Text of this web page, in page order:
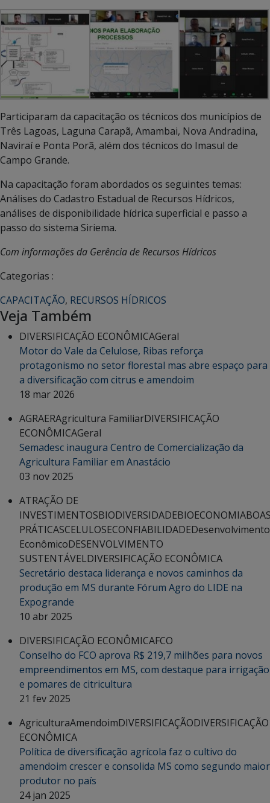
Participaram da capacitação os técnicos dos municípios de
Três Lagoas, Laguna Carapã, Amambai, Nova Andradina,
Naviraí e Ponta Porã, além dos técnicos do Imasul de
Campo Grande.
Na capacitação foram abordados os seguintes temas:
Análises do Cadastro Estadual de Recursos Hídricos,
análises de disponibilidade hídrica superficial e passo a
passo do sistema Siriema.
Com informações da Gerência de Recursos Hídricos
Categorias :
CAPACITAÇÃO, RECURSOS HÍDRICOS
Veja Também
DIVERSIFICAÇÃO ECONÔMICAGeral
Motor do Vale da Celulose, Ribas reforça
protagonismo no setor florestal mas abre espaço para
a diversificação com citrus e amendoim
18 mar 2026
AGRAERAgricultura FamiliarDIVERSIFICAÇÃO
ECONÔMICAGeral
Semadesc inaugura Centro de Comercialização da
Agricultura Familiar em Anastácio
03 nov 2025
ATRAÇÃO DE
INVESTIMENTOSBIODIVERSIDADEBIOECONOMIA
PRÁTICASCELULOSECONFIABILIDADEDesenvolvimento
EconômicoDESENVOLVIMENTO
SUSTENTÁVELDIVERSIFICAÇÃO ECONÔMICA
Secretário destaca liderança e novos caminhos da
produção em MS durante Fórum Agro do LIDE na
Expogrande
10 abr 2025
DIVERSIFICAÇÃO ECONÔMICAFCO
Conselho do FCO aprova R$ 219,7 milhões para novos
empreendimentos em MS, com destaque para irrigação
e pomares de citricultura
21 fev 2025
AgriculturaAmendoimDIVERSIFICAÇÃODIVERSIFICAÇÃO
ECONÔMICA
Política de diversificação agrícola faz o cultivo do
amendoim crescer e consolida MS como segundo maior
produtor no país
24 jan 2025